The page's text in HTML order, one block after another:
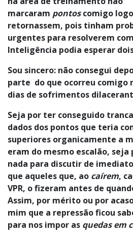
marcaram pontoscomigo
retornassem, pois tinham
urgentes para resolverem
Inteligência podia esperar
Sou sincero: não consegui
parte do que ocorreu comigo
dias de sofrimentos
Seja por ter conseguido
dados dos pontos que teria
superiores organicamente a
eram do mesmo escalão,
nada para discutir de
que aqueles que, ao caírem,
VPR, o fizeram antes de
Assim, por mérito ou por
mim que a repressão ficou
para nos impor as quedas em